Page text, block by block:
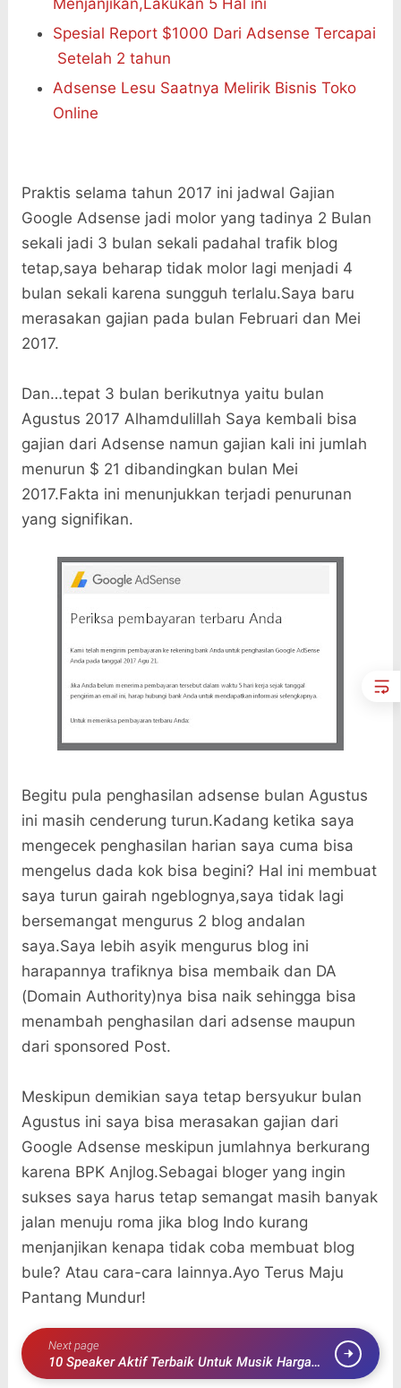
Menjanjikan,Lakukan 5 Hal ini
Spesial Report $1000 Dari Adsense Tercapai
Setelah 2 tahun
Adsense Lesu Saatnya Melirik Bisnis Toko
Online
Praktis selama tahun 2017 ini jadwal Gajian
Google Adsense jadi molor yang tadinya 2 Bulan
sekali jadi 3 bulan sekali padahal trafik blog
tetap,saya beharap tidak molor lagi menjadi 4
bulan sekali karena sungguh terlalu.Saya baru
merasakan gajian pada bulan Februari dan Mei
2017.
Dan…tepat 3 bulan berikutnya yaitu bulan
Agustus 2017 Alhamdulillah Saya kembali bisa
gajian dari Adsense namun gajian kali ini jumlah
menurun $ 21 dibandingkan bulan Mei
2017.Fakta ini menunjukkan terjadi penurunan
yang signifikan.
Begitu pula penghasilan adsense bulan Agustus
ini masih cenderung turun.Kadang ketika saya
mengecek penghasilan harian saya cuma bisa
mengelus dada kok bisa begini? Hal ini membuat
saya turun gairah ngeblognya,saya tidak lagi
bersemangat mengurus 2 blog andalan
saya.Saya lebih asyik mengurus blog ini
harapannya trafiknya bisa membaik dan DA
(Domain Authority)nya bisa naik sehingga bisa
menambah penghasilan dari adsense maupun
dari sponsored Post.
Meskipun demikian saya tetap bersyukur bulan
Agustus ini saya bisa merasakan gajian dari
Google Adsense meskipun jumlahnya berkurang
karena BPK Anjlog.Sebagai bloger yang ingin
sukses saya harus tetap semangat masih banyak
jalan menuju roma jika blog Indo kurang
menjanjikan kenapa tidak coba membuat blog
bule? Atau cara-cara lainnya.Ayo Terus Maju
Pantang Mundur!
Next page
10 Speaker Aktif Terbaik Untuk Musik Harga
Dibawah 2 Juta